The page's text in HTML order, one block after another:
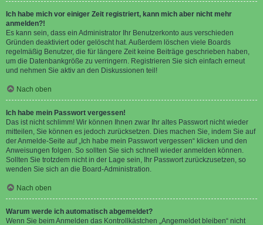
Ich habe mich vor einiger Zeit registriert, kann mich aber nicht mehr
anmelden?!
Es kann sein, dass ein Administrator Ihr Benutzerkonto aus verschieden
Gründen deaktiviert oder gelöscht hat. Außerdem löschen viele Boards
regelmäßig Benutzer, die für längere Zeit keine Beiträge geschrieben haben,
um die Datenbankgröße zu verringern. Registrieren Sie sich einfach erneut
und nehmen Sie aktiv an den Diskussionen teil!
Nach oben
Ich habe mein Passwort vergessen!
Das ist nicht schlimm! Wir können Ihnen zwar Ihr altes Passwort nicht wieder
mitteilen, Sie können es jedoch zurücksetzen. Dies machen Sie, indem Sie auf
der Anmelde-Seite auf „Ich habe mein Passwort vergessen“ klicken und den
Anweisungen folgen. So sollten Sie sich schnell wieder anmelden können.
Sollten Sie trotzdem nicht in der Lage sein, Ihr Passwort zurückzusetzen, so
wenden Sie sich an die Board-Administration.
Nach oben
Warum werde ich automatisch abgemeldet?
Wenn Sie beim Anmelden das Kontrollkästchen „Angemeldet bleiben“ nicht